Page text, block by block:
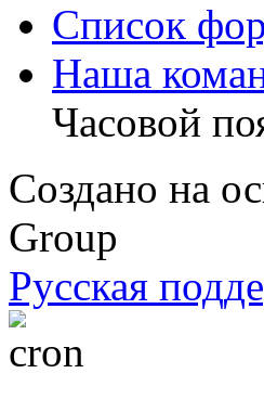
Список
Наша
Часовой
Создано на
Group
Русская